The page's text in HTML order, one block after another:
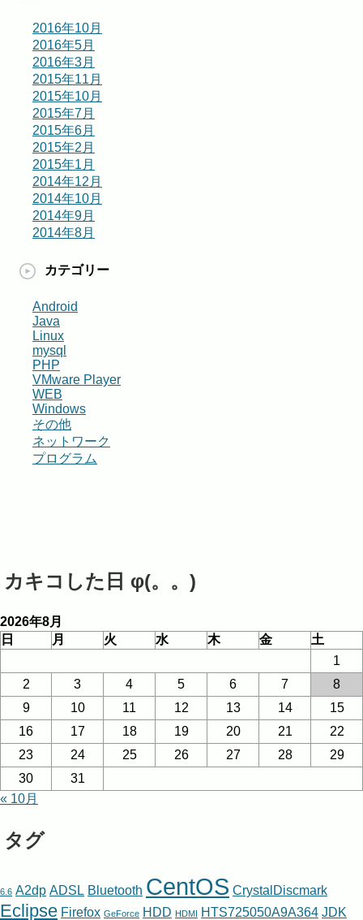
2016年10月
2016年5月
2016年3月
2015年11月
2015年10月
2015年7月
2015年6月
2015年2月
2015年1月
2014年12月
2014年10月
2014年9月
2014年8月
カテゴリー
Android
Java
Linux
mysql
PHP
VMware Player
WEB
Windows
その他
ネットワーク
プログラム
カキコした日 φ(。。)
2026年8月
日
月 火 水 木 金
土
1
2
3 4 5 6 7
8
9
10 11 12 13 14
15
16
17 18 19 20 21
22
23
24 25 26 27 28
29
30
31
« 10月
タグ
6.6 A2dp ADSL Bluetooth CentOS CrystalDiscmark
Eclipse Firefox GeForce HDD HDMI HTS725050A9A364 JDK